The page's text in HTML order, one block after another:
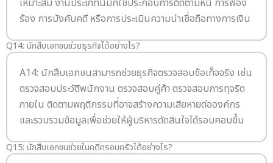
เหมาะสม งานประเภทนี้มักใช้ประกอบการติดตามหนี้ การฟ้อง
ร้อง การบังคับคดี หรือการประเมินความน่าเชื่อถือทางการเงิน
Q14: นักสืบเอกชนช่วยธุรกิจได้อย่างไร?
A14: นักสืบเอกชนสามารถช่วยธุรกิจตรวจสอบข้อเท็จจริง เช่น
ตรวจสอบประวัติพนักงาน ตรวจสอบคู่ค้า ตรวจสอบการทุจริต
ภายใน ติดตามพฤติกรรมที่อาจสร้างความเสียหายต่อองค์กร
และรวบรวมข้อมูลเพื่อช่วยให้ผู้บริหารตัดสินใจได้รอบคอบขึ้น
Q15: นักสืบเอกชนช่วยในคดีครอบครัวได้อย่างไร?